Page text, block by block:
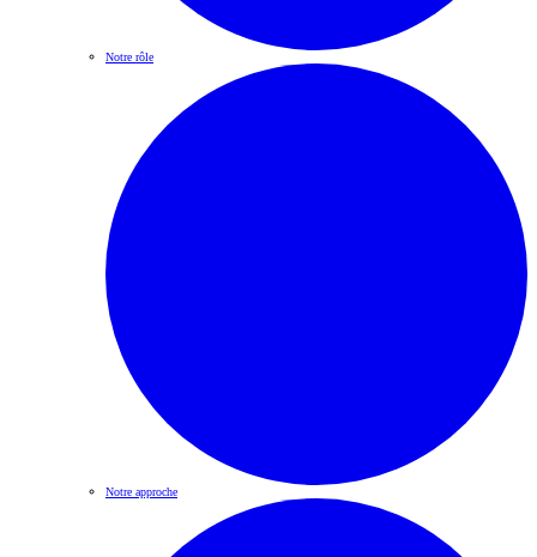
Notre rôle
Notre approche